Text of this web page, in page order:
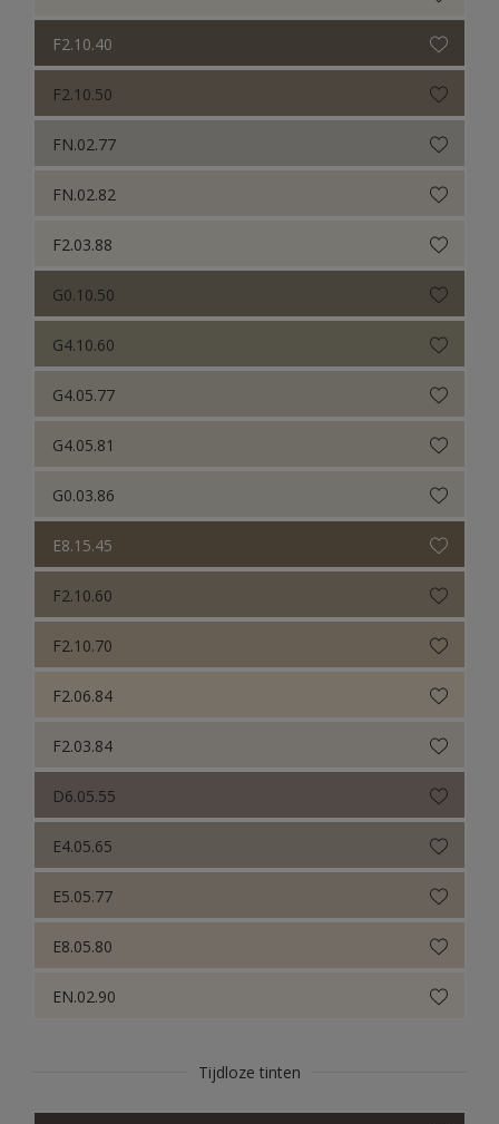
F2.10.40
F2.10.50
FN.02.77
FN.02.82
F2.03.88
G0.10.50
G4.10.60
G4.05.77
G4.05.81
G0.03.86
E8.15.45
F2.10.60
F2.10.70
F2.06.84
F2.03.84
D6.05.55
E4.05.65
E5.05.77
E8.05.80
EN.02.90
Tijdloze tinten